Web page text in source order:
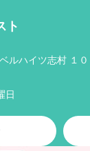
ト
ルハイツ志村 １
日